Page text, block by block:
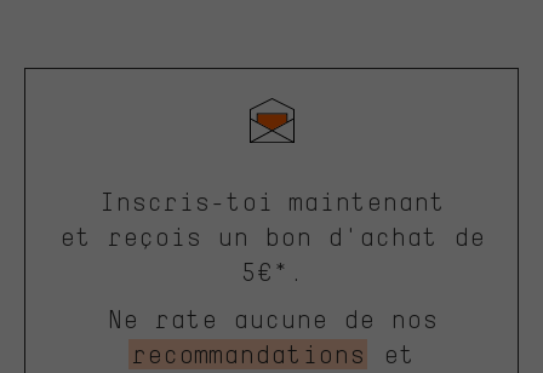
Inscris-toi maintenant
et reçois un bon d'achat de
5€*.
Ne rate aucune de nos
recommandations
et